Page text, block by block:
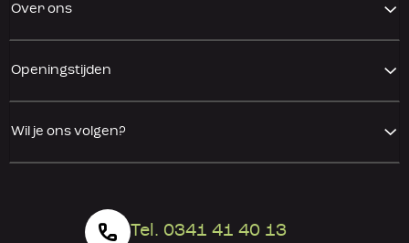
Over ons
Openingstijden
Wil je ons volgen?
Tel. 0341 41 40 13